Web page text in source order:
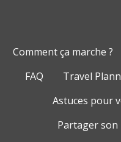
Comment ça marche ?
FAQ
Travel
Astuces pour
Partager